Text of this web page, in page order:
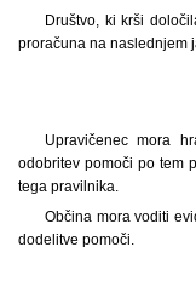
Društvo, ki krši
proračuna na naslednjem
Upravičenec mora
odobritev pomoči po tem
tega pravilnika.
Občina mora voditi
dodelitve pomoči.